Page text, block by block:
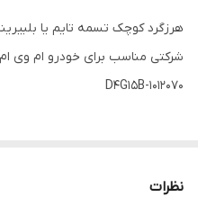
هرزگرد کوچک تسمه تایم یا
شرکتی مناسب برای خودرو ام وی ام ایکس 22 ایکس 22
D4G15B-1012070
نظرات